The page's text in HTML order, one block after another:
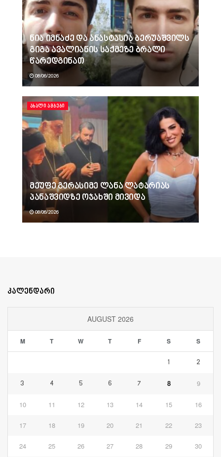
ნია იმნაძე და ანასტასია ბერუაშვილს
გიგა ავალიანის საქმეზე ბრალი
წარედგინათ
08/06/2026
ᲐᲮᲐᲚᲘ ᲐᲛᲑᲔᲑᲘ
მეუფე გერასიმე ლანა ლატარიას
პანაშვიდზე ოჯახში მივიდა
08/06/2026
კალენდარი
AUGUST 2026
M T W T F S S
1 2
3 4 5 6 7 8 9
10 11 12 13 14 15 16
17 18 19 20 21 22 23
24 25 26 27 28 29 30